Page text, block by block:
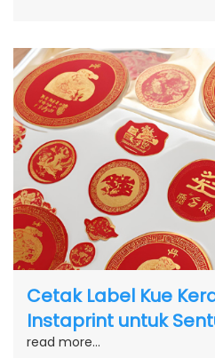
Cetak Label Kue
Instaprint untuk
read more...